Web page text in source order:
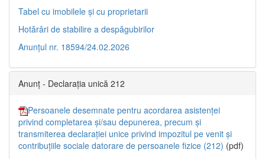
Tabel cu imobilele și cu proprietarii
Hotărâri de stabilire a despăgubirilor
Anunțul nr. 18594/24.02.2026
Anunț - Declarația unică 212
Persoanele desemnate pentru acordarea asistenței
privind completarea și/sau depunerea, precum și
transmiterea declarației unice privind impozitul pe venit și
contribuțiile sociale datorare de persoanele fizice (212) (pdf)